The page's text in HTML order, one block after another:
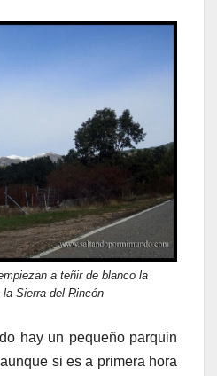
a teñir de blanco la
la Sierra del Rincón
hay un pequeño parquin
si es a primera hora